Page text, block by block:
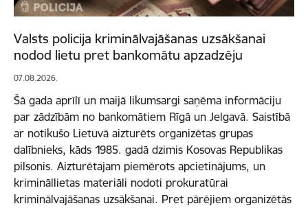
Valsts policija kriminālvajāšanas uzsākšanai
nodod lietu pret bankomātu apzadzēju
07.08.2026.
Šā gada aprīlī un maijā likumsargi saņēma informāciju
par zādzībām no bankomātiem Rīgā un Jelgavā. Saistībā
ar notikušo Lietuvā aizturēts organizētas grupas
dalībnieks, kāds 1985. gadā dzimis Kosovas Republikas
pilsonis. Aizturētajam piemērots apcietinājums, un
krimināllietas materiāli nodoti prokuratūrai
kriminālvajāšanas uzsākšanai. Pret pārējiem organizētās